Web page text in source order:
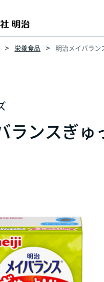
栄養食品 明治メイバラ
ランスぎ